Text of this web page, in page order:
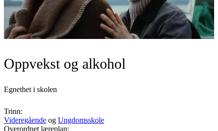
Oppvekst og alkohol
Egnethet i skolen
Trinn:
Videregående og Ungdomsskole
Overordnet læreplan: